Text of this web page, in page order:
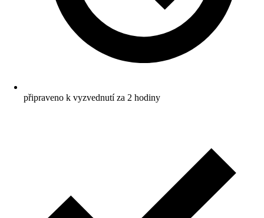
připraveno k vyzvednutí za 2 hodiny